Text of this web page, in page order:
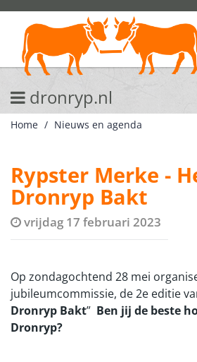
dronryp.nl
Home Nieuws en agenda
Rypster Merke -
Dronryp Bakt
vrijdag 17 februari 2023
Op zondagochtend 28 mei
jubileumcommissie, de 2e
Dronryp Bakt” Ben jij de beste
Dronryp?